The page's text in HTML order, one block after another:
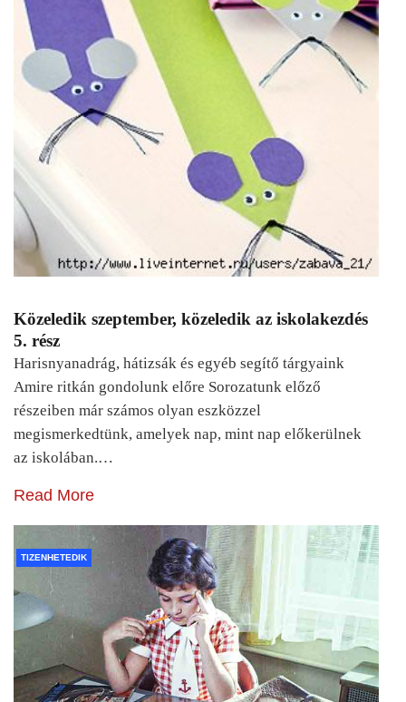
Közeledik szeptember, közeledik az iskolakezdés
5. rész
Harisnyanadrág, hátizsák és egyéb segítő tárgyaink
Amire ritkán gondolunk előre Sorozatunk előző
részeiben már számos olyan eszközzel
megismerkedtünk, amelyek nap, mint nap előkerülnek
az iskolában.…
Read More
TIZENHETEDIK